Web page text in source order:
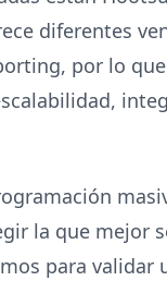
diferentes
por lo
la que mejor
para